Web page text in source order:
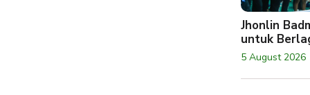
Jhonlin
untuk
5 August 2026